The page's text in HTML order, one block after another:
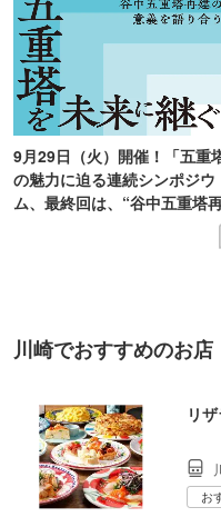
9月29日（火）開催！「五重
の魅力に迫る連続シンポジウ
ム、最終回は、“谷中五重塔
川崎でおすすめのお店
リ
お